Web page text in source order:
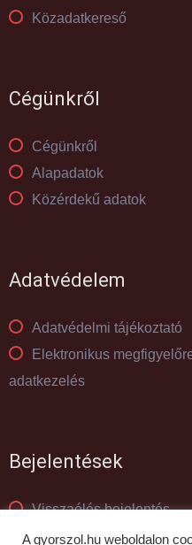
Közadatkereső
Cégünkről
Cégünkről
Alapadatok
Közérdekű adatok
Adatvédelem
Adatvédelmi tájékoztató
Elektronikus
adatkezelés
Bejelentések
Visszaélés bejelentés
Panaszkezelés
A gyorszol.hu weboldalon